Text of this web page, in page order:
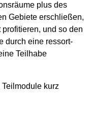
plus des
Gebiete erschließen,
und so den
durch eine ressort-
Teilhabe
kurz